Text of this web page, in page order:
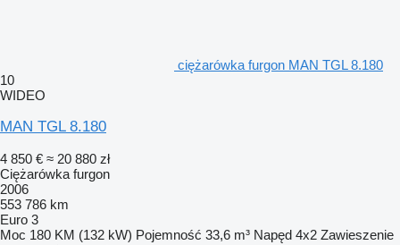
ciężarówka furgon MAN TGL 8.180
10
WIDEO
MAN TGL 8.180
4 850 € ≈ 20 880 zł
Ciężarówka furgon
2006
553 786 km
Euro 3
Moc 180 KM (132 kW) Pojemność 33,6 m³ Napęd 4x2 Zawieszenie